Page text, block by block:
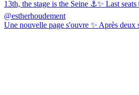
Une nouvelle page s'ouvre ✨ Après deux